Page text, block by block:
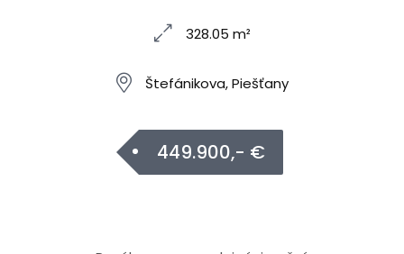
328.05 m²
Štefánikova, Piešťany
449.900,- €